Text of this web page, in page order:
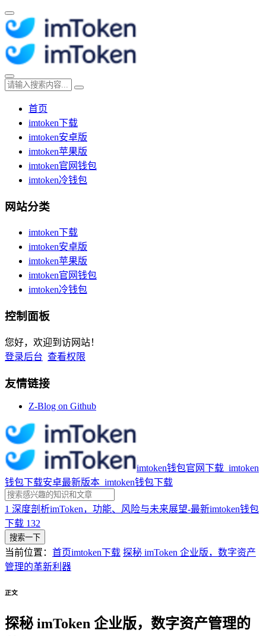
首页
imtoken下载
imtoken安卓版
imtoken苹果版
imtoken官网钱包
imtoken冷钱包
网站分类
imtoken下载
imtoken安卓版
imtoken苹果版
imtoken官网钱包
imtoken冷钱包
控制面板
您好，欢迎到访网站！
登录后台 查看权限
友情链接
Z-Blog on Github
imtoken钱包官网下载_imtoken
钱包下载安卓最新版本_imtoken钱包下载
1 深度剖析imToken，功能、风险与未来展望-最新imtoken钱包
下载 132
搜索一下
当前位置： 首页imtoken下载 探秘 imToken 企业版，数字资产
管理的革新利器
正文
探秘 imToken 企业版，数字资产管理的